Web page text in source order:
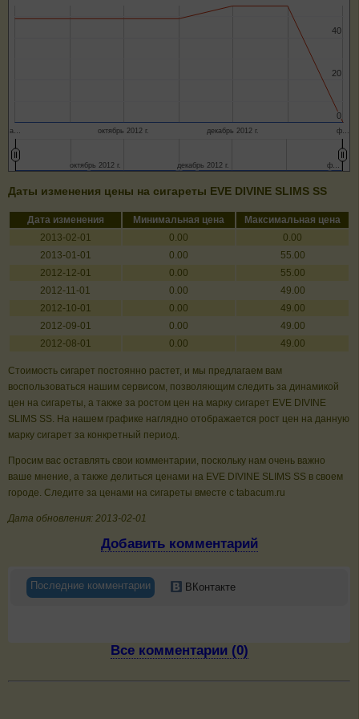
а… октябрь 2012 г. декабрь 2012 г. ф…
0
0
20
20
40
40
октябрь 2012 г.
октябрь 2012 г. декабрь 2012 г.
декабрь 2012 г. ф…
ф…
Даты изменения цены на сигареты EVE DIVINE SLIMS SS
Дата изменения Минимальная цена
Максимальная цена
2013-02-01
0.00
0.00
2013-01-01
0.00
55.00
2012-12-01
0.00
55.00
2012-11-01
0.00
49.00
2012-10-01
0.00
49.00
2012-09-01
0.00
49.00
2012-08-01
0.00 49.00
Стоимость сигарет постоянно растет, и мы предлагаем вам
воспользоваться нашим сервисом, позволяющим следить за динамикой
цен на сигареты, а также за ростом цен на марку сигарет EVE DIVINE
SLIMS SS. На нашем графике наглядно отображается рост цен на данную
марку сигарет за конкретный период.
Просим вас оставлять свои комментарии, поскольку нам очень важно
ваше мнение, а также делиться ценами на EVE DIVINE SLIMS SS в своем
городе. Следите за ценами на сигареты вместе с tabacum.ru
Дата обновления: 2013-02-01
Добавить комментарий
Последние комментарии ВКонтакте
Все комментарии (0)